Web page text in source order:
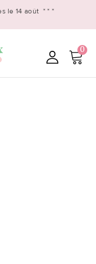
le 14 août * * *
0